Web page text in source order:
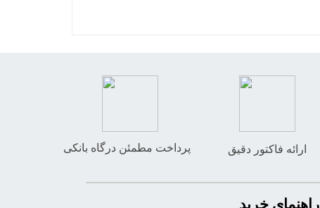
ارائه فاکتور دقیق پرداخت مطمئن درگاه بانکی
راهنمای خرید